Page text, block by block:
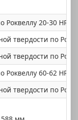
20-30 HRC
твердости по
твердости по
60-62 HRC
твердости по